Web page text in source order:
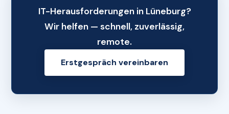
IT-Herausforderungen in Lüneburg?
Wir helfen — schnell, zuverlässig,
remote.
Erstgespräch vereinbaren